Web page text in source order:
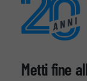
Metti fine